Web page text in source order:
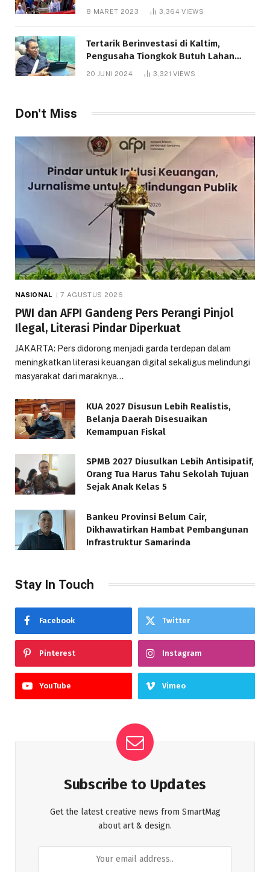
8 MARET 2023 3,364VIEWS
Tertarik Berinvestasi di Kaltim,
Pengusaha Tiongkok Butuh Lahan
1.000 Hektare
20 JUNI 2024 3,321VIEWS
Don't Miss
NASIONAL 7 AGUSTUS 2026
PWI dan AFPI Gandeng Pers Perangi Pinjol
Ilegal, Literasi Pindar Diperkuat
JAKARTA: Pers didorong menjadi garda terdepan dalam
meningkatkan literasi keuangan digital sekaligus melindungi
masyarakat dari maraknya…
KUA 2027 Disusun Lebih Realistis,
Belanja Daerah Disesuaikan
Kemampuan Fiskal
SPMB 2027 Diusulkan Lebih Antisipatif,
Orang Tua Harus Tahu Sekolah Tujuan
Sejak Anak Kelas 5
Bankeu Provinsi Belum Cair,
Dikhawatirkan Hambat Pembangunan
Infrastruktur Samarinda
Stay In Touch
Facebook Twitter
Pinterest Instagram
YouTube Vimeo
Subscribe to Updates
Get the latest creative news from SmartMag
about art & design.